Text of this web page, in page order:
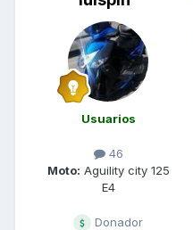
Usuarios
46
Moto: Aguility city 125
E4
Donador